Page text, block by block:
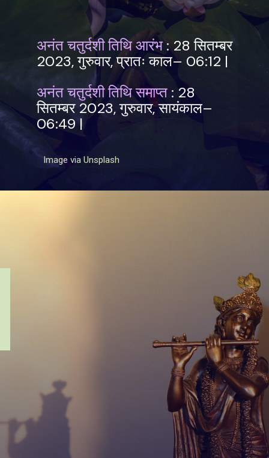
अनंत चतुर्दशी तिथि आरंभ: 28 सितम्बर
2023, गुरुवार, प्रातः काल– 06:12 |
अनंत चतुर्दशी तिथि समाप्त: 28
सितम्बर 2023, गुरुवार, सायंकाल–
06:49 |
Image via Unsplash